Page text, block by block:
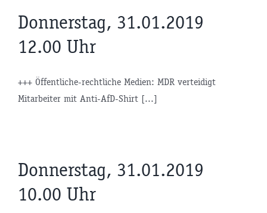
Donnerstag, 31.01.2019
12.00 Uhr
+++ Öffentliche-rechtliche Medien: MDR verteidigt
Mitarbeiter mit Anti-AfD-Shirt [...]
Donnerstag, 31.01.2019
10.00 Uhr